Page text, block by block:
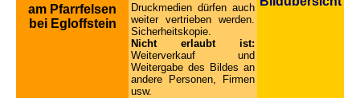
am Pfarrfelsen
bei Egloffstein
Druckmedien dürfen auch
weiter vertrieben werden.
Sicherheitskopie.
Nicht erlaubt ist:
Weiterverkauf und
Weitergabe des Bildes an
andere Personen, Firmen
usw.